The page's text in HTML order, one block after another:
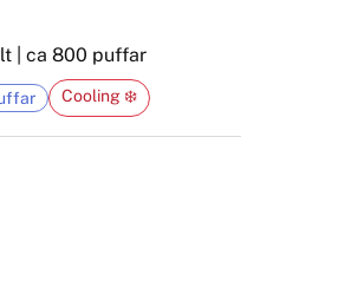
| ca 800 puffar
Cooling ❄️